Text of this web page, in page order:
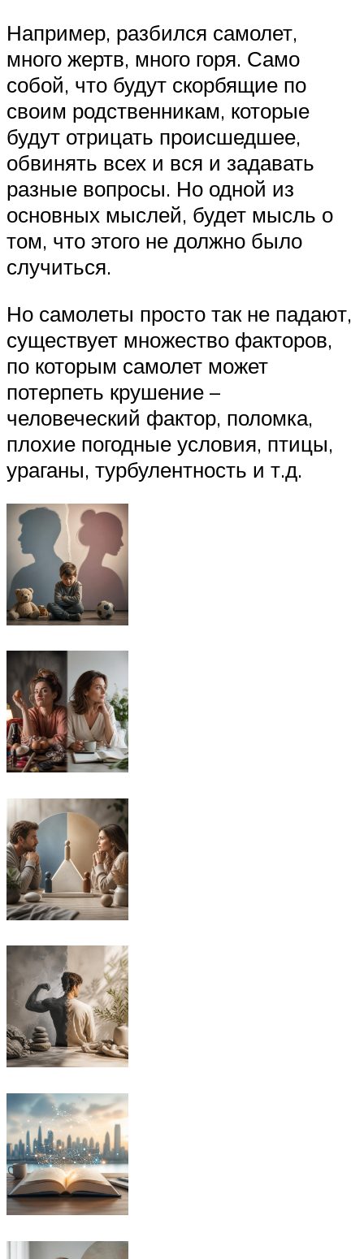
Например, разбился самолет,
много жертв, много горя. Само
собой, что будут скорбящие по
своим родственникам, которые
будут отрицать происшедшее,
обвинять всех и вся и задавать
разные вопросы. Но одной из
основных мыслей, будет мысль о
том, что этого не должно было
случиться.
Но самолеты просто так не падают,
существует множество факторов,
по которым самолет может
потерпеть крушение –
человеческий фактор, поломка,
плохие погодные условия, птицы,
ураганы, турбулентность и т.д.